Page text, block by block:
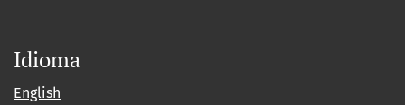
Idioma
English